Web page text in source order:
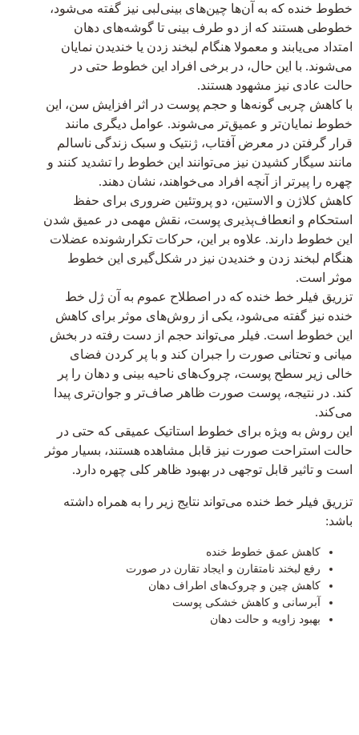
خطوط خنده که به آن‌ها چین‌های بینی‌لبی نیز گفته می‌شود،
خطوطی هستند که از دو طرف بینی تا گوشه‌های دهان
امتداد می‌یابند و معمولا هنگام لبخند زدن یا خندیدن نمایان
می‌شوند. با این حال، در برخی افراد این خطوط حتی در
حالت عادی نیز مشهود هستند.
با کاهش چربی گونه‌ها و حجم پوست در اثر افزایش سن، این
خطوط نمایان‌تر و عمیق‌تر می‌شوند. عوامل دیگری مانند
قرار گرفتن در معرض آفتاب، ژنتیک و سبک زندگی ناسالم
مانند سیگار کشیدن نیز می‌توانند این خطوط را تشدید کنند و
چهره را پیرتر از آنچه افراد می‌خواهند، نشان دهند.
کاهش کلاژن و الاستین، دو پروتئین ضروری برای حفظ
استحکام و انعطاف‌پذیری پوست، نقش مهمی در عمیق شدن
این خطوط دارند. علاوه بر این، حرکات تکرارشونده عضلات
هنگام لبخند زدن و خندیدن نیز در شکل‌گیری این خطوط
موثر است.
تزریق فیلر خط خنده که در اصطلاح عموم به آن ژل خط
خنده نیز گفته می‌شود، یکی از روش‌های موثر برای کاهش
این خطوط است. فیلر می‌تواند حجم از دست رفته در بخش
میانی و تحتانی صورت را جبران کند و با پر کردن فضای
خالی زیر سطح پوست، چروک‌های ناحیه بینی و دهان را پر
کند. در نتیجه، پوست صورت ظاهر صاف‌تر و جوان‌تری پیدا
می‌کند.
این روش به ویژه برای خطوط استاتیک عمیقی که حتی در
حالت استراحت صورت نیز قابل مشاهده هستند، بسیار موثر
است و تاثیر قابل توجهی در بهبود ظاهر کلی چهره دارد.
تزریق فیلر خط خنده می‌تواند نتایج زیر را به همراه داشته
باشد:
کاهش عمق خطوط خنده
رفع لبخند نامتقارن و ایجاد تقارن در صورت
کاهش چین‌ و چروک‌های اطراف دهان
آبرسانی و کاهش خشکی پوست
بهبود زاویه و حالت دهان